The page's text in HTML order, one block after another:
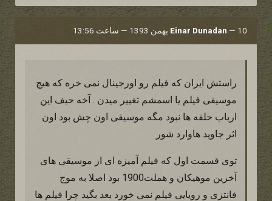
Einar Dunadan — 10 بهمن 1393 — ساعت 13:56
راستش ایران که فیلم رو اورجینال نمی خره که هیچ
موسیقی فیلم یا اسمشم تغییر میدن . آخه حیف این
ارباب حلقه ها نبود مگه موسیقی اون چش بود اون
اثر جاوید هاوارد شور
توی قسمت اول که فیلم آمیزه ای از موسیقی های
آخرین موهیکان و هملت1900 بود اصلا به موج
فانتزی و رویایی فیلم نمی خورد بعد بگید چرا فیلم ها